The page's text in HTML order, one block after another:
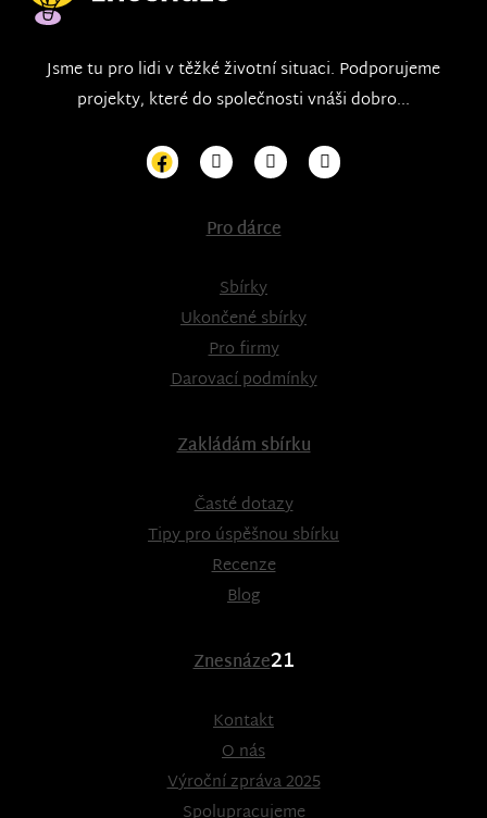
Jsme tu pro lidi v těžké životní situaci. Podporujeme
projekty, které do společnosti vnáši dobro...
Pro dárce
Sbírky
Ukončené sbírky
Pro firmy
Darovací podmínky
Zakládám sbírku
Časté dotazy
Tipy pro úspěšnou sbírku
Recenze
Blog
Znesnáze21
Kontakt
O nás
Výroční zpráva 2025